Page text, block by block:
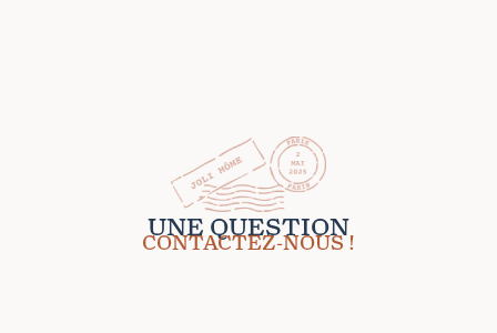
UNE QUESTION
CONTACTEZ-NOUS !